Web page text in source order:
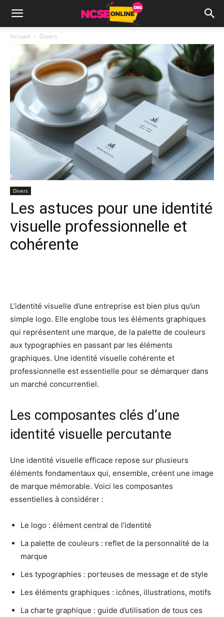
Accueil Divers
Divers
Les astuces pour une identité
visuelle professionnelle et
cohérente
L’identité visuelle d’une entreprise est bien plus qu’un
simple logo. Elle englobe tous les éléments graphiques
qui représentent une marque, de la palette de couleurs
aux typographies en passant par les éléments
graphiques. Une identité visuelle cohérente et
professionnelle est essentielle pour se démarquer dans
un marché concurrentiel.
Les composantes clés d’une
identité visuelle percutante
Une identité visuelle efficace repose sur plusieurs
éléments fondamentaux qui, ensemble, créent une image
de marque mémorable. Voici les composantes
essentielles à considérer :
Le logo : élément central de l’identité
La palette de couleurs : reflet de la personnalité de la
marque
Les typographies : porteuses de message et de style
Les éléments graphiques : icônes, illustrations, motifs
La charte graphique : guide d’utilisation de tous ces